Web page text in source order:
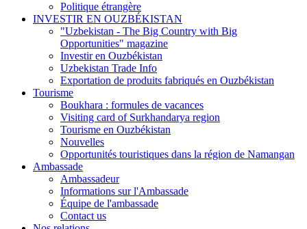
Politique étrangère
INVESTIR EN OUZBÉKISTAN
"Uzbekistan - The Big Country with Big
Opportunities" magazine
Investir en Ouzbékistan
Uzbekistan Trade Info
Exportation de produits fabriqués en Ouzbékistan
Tourisme
Boukhara : formules de vacances
Visiting card of Surkhandarya region
Tourisme en Ouzbékistan
Nouvelles
Opportunités touristiques dans la région de Namangan
Ambassade
Ambassadeur
Informations sur l'Ambassade
Équipe de l'ambassade
Contact us